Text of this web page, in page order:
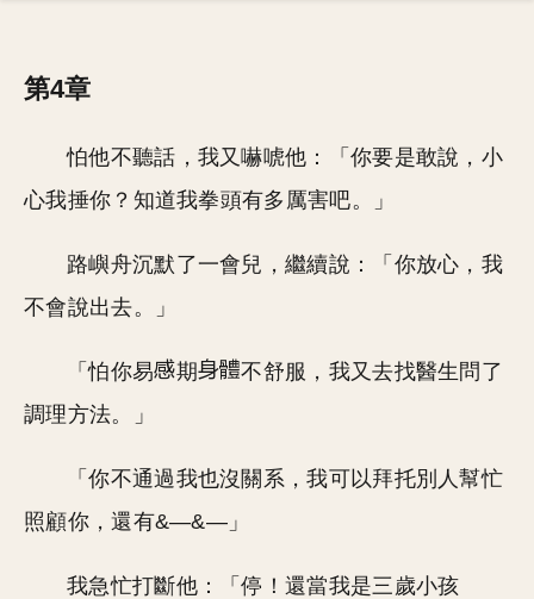
第4章
怕他不聽話，我又嚇唬他：「你要是敢說，小
心我捶你？知道我拳頭有多厲害吧。」
路嶼舟沉默了一會兒，繼續說：「你放心，我
不會說出去。」
「怕你易 期
不舒服，我又去找醫生問了
調理方法。」
「你不通過我也沒關系，我可以拜托別人幫忙
照顧你，還有&—&—」
我急忙打斷他：「停！還當我是三歲小孩